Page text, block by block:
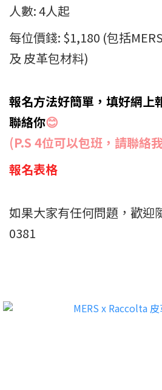
人數: 4人起
每位價錢: $1,180 (包括
及 皮革包材料)
報名方法好簡單，填好網上
聯絡你😊
(P.S 4位可以包班，請聯絡
報名表格
如果大家有任何問題，歡迎
0381